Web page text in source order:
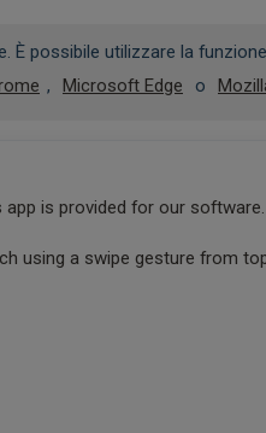
possibile utilizzare la
, Microsoft Edge o
is provided for our
using a swipe gesture from